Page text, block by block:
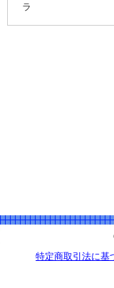
ラ
特定商取引法に基